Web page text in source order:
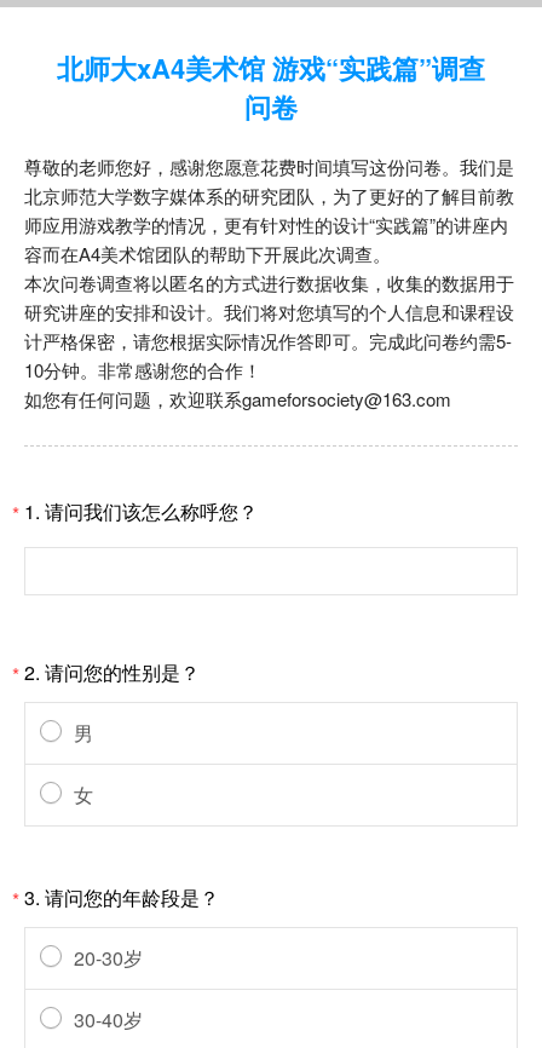
北师大xA4美术馆 游戏“实践篇”调查
问卷
尊敬的老师您好，感谢您愿意花费时间填写这份问卷。我们是
北京师范大学数字媒体系的研究团队，为了更好的了解目前教
师应用游戏教学的情况，更有针对性的设计“实践篇”的讲座内
容而在A4美术馆团队的帮助下开展此次调查。
本次问卷调查将以匿名的方式进行数据收集，收集的数据用于
研究讲座的安排和设计。我们将对您填写的个人信息和课程设
计严格保密，请您根据实际情况作答即可。完成此问卷约需5-
10分钟。非常感谢您的合作！
如您有任何问题，欢迎联系gameforsociety@163.com
* 1. 请问我们该怎么称呼您？
*2. 请问您的性别是？
男
女
*3. 请问您的年龄段是？
20-30岁
30-40岁